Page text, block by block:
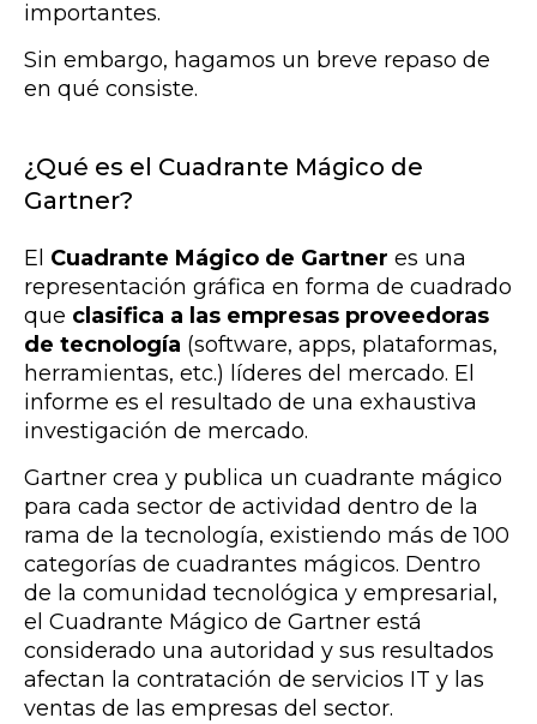
importantes.
Sin embargo, hagamos un breve repaso de
en qué consiste.
¿Qué es el Cuadrante Mágico de
Gartner?
El Cuadrante Mágico de Gartner es una
representación gráfica en forma de cuadrado
que clasifica a las empresas proveedoras
de tecnología (software, apps, plataformas,
herramientas, etc.) líderes del mercado. El
informe es el resultado de una exhaustiva
investigación de mercado.
Gartner crea y publica un cuadrante mágico
para cada sector de actividad dentro de la
rama de la tecnología, existiendo más de 100
categorías de cuadrantes mágicos. Dentro
de la comunidad tecnológica y empresarial,
el Cuadrante Mágico de Gartner está
considerado una autoridad y sus resultados
afectan la contratación de servicios IT y las
ventas de las empresas del sector.